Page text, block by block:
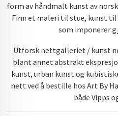
form av håndmalt kunst av
Finn et maleri til stue, kunst
som imponerer
Utforsk nettgalleriet / kunst
blant annet abstrakt
kunst, urban kunst og
nett ved å bestille hos Art By
både Vipps